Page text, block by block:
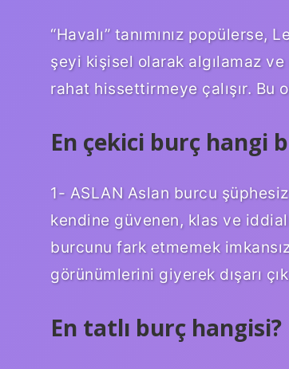
“Havalı” tanımınız popülerse,
şeyi kişisel olarak algılamaz
rahat hissettirmeye çalışır. Bu
En çekici burç hangi
1- ASLAN Aslan burcu
kendine güvenen, klas ve
burcunu fark etmemek
görünümlerini giyerek dışarı
En tatlı burç hangisi?